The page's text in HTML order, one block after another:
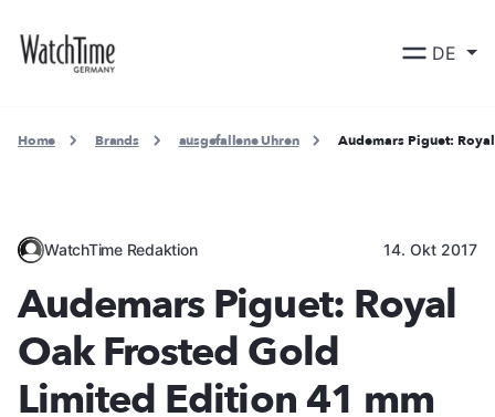
DE
Home Brands ausgefallene Uhren Audemars Piguet:
WatchTime Redaktion 14. Okt 2017
Audemars Piguet: Royal
Oak Frosted Gold
Limited Edition 41 mm